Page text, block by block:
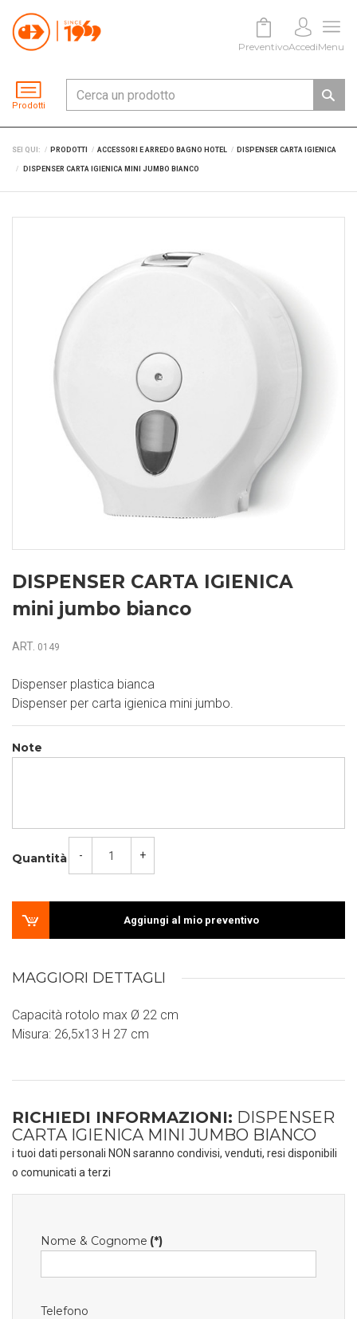
Prodotti
PreventivoAccediMenu
SEI QUI: PRODOTTI ACCESSORI E ARREDO BAGNO HOTEL DISPENSER CARTA IGIENICA
DISPENSER CARTA IGIENICA MINI JUMBO BIANCO
DISPENSER CARTA IGIENICA
mini jumbo bianco
ART. 0149
Dispenser plastica bianca
Dispenser per carta igienica mini jumbo.
Note
Quantità - +
Aggiungi al mio preventivo
MAGGIORI DETTAGLI
Capacità rotolo max Ø 22 cm
Misura: 26,5x13 H 27 cm
RICHIEDI INFORMAZIONI: DISPENSER
CARTA IGIENICA MINI JUMBO BIANCO
i tuoi dati personali NON saranno condivisi, venduti, resi disponibili
o comunicati a terzi
Nome & Cognome (*)
Telefono